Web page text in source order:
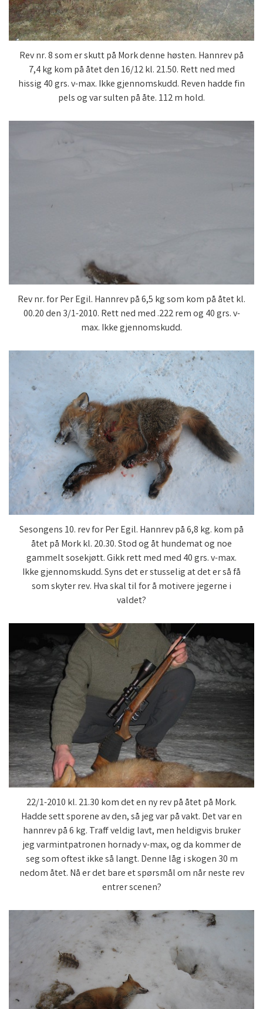
Rev nr. 8 som er skutt på Mork denne høsten. Hannrev på
7,4 kg kom på åtet den 16/12 kl. 21.50. Rett ned med
hissig 40 grs. v-max. Ikke gjennomskudd. Reven hadde fin
pels og var sulten på åte. 112 m hold.
Rev nr. for Per Egil. Hannrev på 6,5 kg som kom på åtet kl.
00.20 den 3/1-2010. Rett ned med .222 rem og 40 grs. v-
max. Ikke gjennomskudd.
Sesongens 10. rev for Per Egil. Hannrev på 6,8 kg. kom på
åtet på Mork kl. 20.30. Stod og åt hundemat og noe
gammelt sosekjøtt. Gikk rett med med 40 grs. v-max.
Ikke gjennomskudd. Syns det er stusselig at det er så få
som skyter rev. Hva skal til for å motivere jegerne i
valdet?
22/1-2010 kl. 21.30 kom det en ny rev på åtet på Mork.
Hadde sett sporene av den, så jeg var på vakt. Det var en
hannrev på 6 kg. Traff veldig lavt, men heldigvis bruker
jeg varmintpatronen hornady v-max, og da kommer de
seg som oftest ikke så langt. Denne låg i skogen 30 m
nedom åtet. Nå er det bare et spørsmål om når neste rev
entrer scenen?